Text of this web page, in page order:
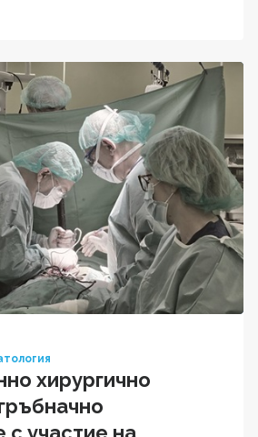
хирургично